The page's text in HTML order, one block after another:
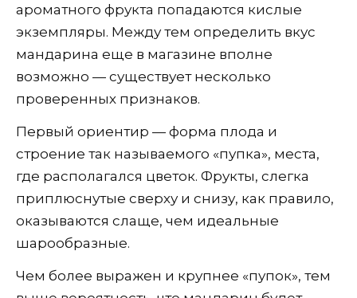
ароматного фрукта попадаются кислые
экземпляры. Между тем определить вкус
мандарина еще в магазине вполне
возможно — существует несколько
проверенных признаков.
Первый ориентир — форма плода и
строение так называемого «пупка», места,
где располагался цветок. Фрукты, слегка
приплюснутые сверху и снизу, как правило,
оказываются слаще, чем идеальные
шарообразные.
Чем более выражен и крупнее «пупок», тем